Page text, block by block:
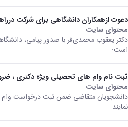
دعوت ازهمکاران دانشگاهی برای شرکت
محتوای سایت
دکتر یعقوب محمدی‌فر با صدور پیامی،
است:
ثبت نام وام های تحصیلی ویژه دکتری ،
محتوای سایت
نمایند .